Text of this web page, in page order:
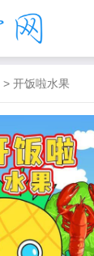
> 开饭啦水果